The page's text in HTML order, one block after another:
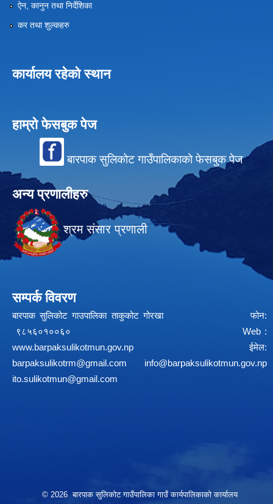
ऐन, कानुन तथा निर्देशिका
कर तथा शुल्कहरु
कार्यालय रहेको स्थान
हाम्रो फेसबुक पेज
बारपाक सुलिकोट गाउँपालिकाको फेसबुक पेज
अन्य प्रणालीहरु
श्रम संसार प्रणाली
सम्पर्क विवरण
बारपाक सुलिकोट गाउपालिका ताकुकोट गोरखा फोन:
९८५६०१००६० Web :
www.barpaksulikotmun.gov.np
ईमेल:
barpaksulikotrm@gmail.com
info@barpaksulikotmun.gov.np
ito.sulikotmun@gmail.com
© 2026 बारपाक सुलिकोट गाउँपालिका गाउँ कार्यपालिकाको कार्यालय